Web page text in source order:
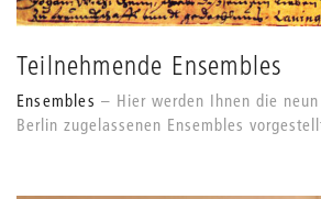
Teilnehmende Ensembles
Ensembles
Hier werden Ihnen die
Berlin zugelassenen Ensembles